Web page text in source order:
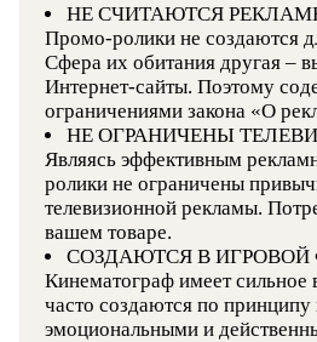
НЕ СЧИТАЮТСЯ
Промо-ролики не создаются
Сфера их обитания другая –
Интернет-сайты. Поэтому
ограничениями закона «О
НЕ ОГРАНИЧЕНЫ
Являясь эффективным
ролики не ограничены
телевизионной рекламы.
вашем товаре.
СОЗДАЮТСЯ В ИГРОВОЙ
Кинематограф имеет
часто создаются по
эмоциональными и